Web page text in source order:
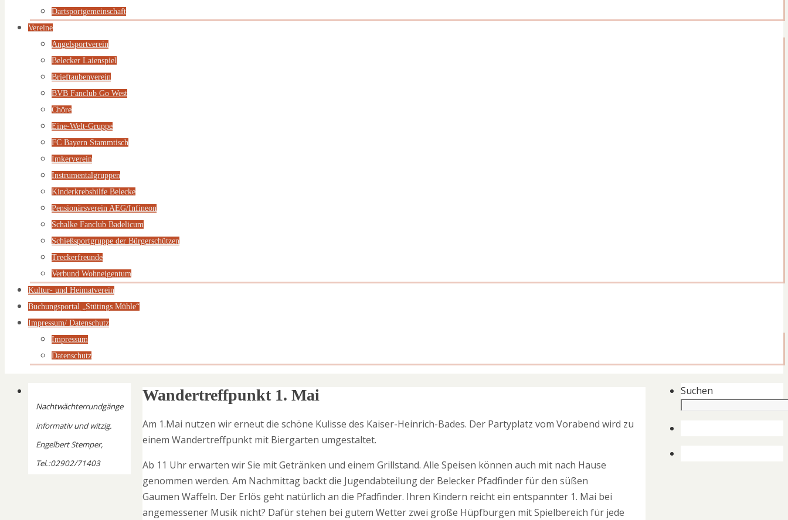
Dartsportgemeinschaft
Vereine
Angelsportverein
Belecker Laienspiel
Brieftaubenverein
BVB Fanclub Go West
Chöre
Eine-Welt-Gruppe
FC Bayern Stammtisch
Imkerverein
Instrumentalgruppen
Kinderkrebshilfe Belecke
Pensionärsverein AEG/Infineon
Schalke Fanclub Badelicum
Schießsportgruppe der Bürgerschützen
Treckerfreunde
Verbund Wohneigentum
Kultur- und Heimatverein
Buchungsportal „Stütings Mühle“
Impressum/ Datenschutz
Impressum
Datenschutz
Wandertreffpunkt 1. Mai
Am 1.Mai nutzen wir erneut die schöne Kulisse des Kaiser-Heinrich-Bades. Der Partyplatz vom Vorabend wird zu
einem Wandertreffpunkt mit Biergarten umgestaltet.
Ab 11 Uhr erwarten wir Sie mit Getränken und einem Grillstand. Alle Speisen können auch mit nach Hause
genommen werden. Am Nachmittag backt die Jugendabteilung der Belecker Pfadfinder für den süßen
Gaumen Waffeln. Der Erlös geht natürlich an die Pfadfinder. Ihren Kindern reicht ein entspannter 1. Mai bei
angemessener Musik nicht? Dafür stehen bei gutem Wetter zwei große Hüpfburgen mit Spielbereich für jede
Nachtwächterrundgänge
informativ und witzig.
Engelbert Stemper,
Tel.:02902/71403
Suchen